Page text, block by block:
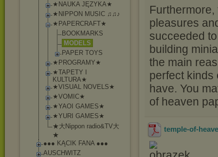
★NAUKA JĘZYKA★
★NIPPON MUSIC ♫♫♪
★PAPERCRAFT★
BOOKMARKS
MODELS
PAPER TOYS
★PROGRAMY★
★TAPETY I
KULTURA★
★VISUAL NOVELS★
★VOMIC★
★YAOI GAMES★
★YURI GAMES★
★大Nippon radio&TV大
★
●●● KĄCIK FANA ●●●
AUSCHWITZ
pleasures
succeeded
building
the main
perfect kinds
have. You
of heaven
temple-of-